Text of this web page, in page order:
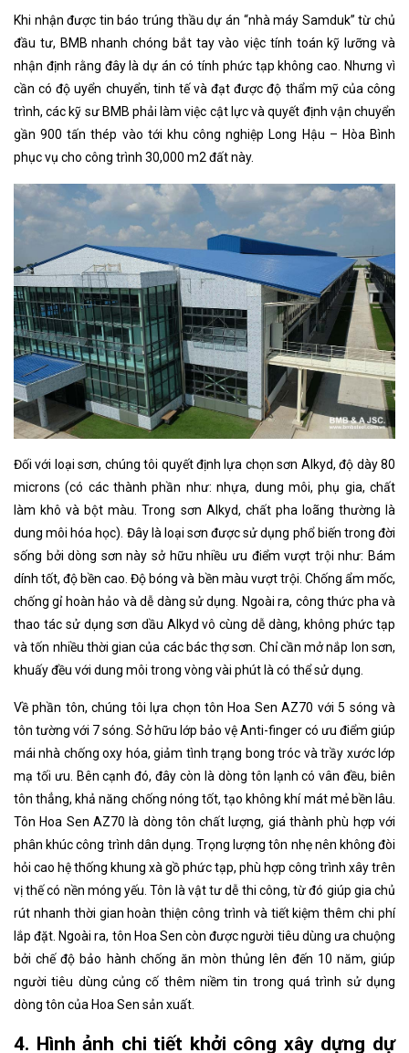
Khi nhận được tin báo trúng thầu dự án “nhà máy Samduk” từ chủ
đầu tư, BMB nhanh chóng bắt tay vào việc tính toán kỹ lưỡng và
nhận định rằng đây là dự án có tính phức tạp không cao. Nhưng vì
cần có độ uyển chuyển, tinh tế và đạt được độ thẩm mỹ của công
trình, các kỹ sư BMB phải làm việc cật lực và quyết định vận chuyển
gần 900 tấn thép vào tới khu công nghiệp Long Hậu – Hòa Bình
phục vụ cho công trình 30,000 m2 đất này.
Đối với loại sơn, chúng tôi quyết định lựa chọn sơn Alkyd, độ dày 80
microns (có các thành phần như: nhựa, dung môi, phụ gia, chất
làm khô và bột màu. Trong sơn Alkyd, chất pha loãng thường là
dung môi hóa học). Đây là loại sơn được sử dụng phổ biến trong đời
sống bởi dòng sơn này sở hữu nhiều ưu điểm vượt trội như: Bám
dính tốt, độ bền cao. Độ bóng và bền màu vượt trội. Chống ẩm mốc,
chống gỉ hoàn hảo và dễ dàng sử dụng. Ngoài ra, công thức pha và
thao tác sử dụng sơn dầu Alkyd vô cùng dễ dàng, không phức tạp
và tốn nhiều thời gian của các bác thợ sơn. Chỉ cần mở nắp lon sơn,
khuấy đều với dung môi trong vòng vài phút là có thể sử dụng.
Về phần tôn, chúng tôi lựa chọn tôn Hoa Sen AZ70 với 5 sóng và
tôn tường với 7 sóng. Sở hữu lớp bảo vệ Anti-finger có ưu điểm giúp
mái nhà chống oxy hóa, giảm tình trạng bong tróc và trầy xước lớp
mạ tối ưu. Bên cạnh đó, đây còn là dòng tôn lạnh có vân đều, biên
tôn thẳng, khả năng chống nóng tốt, tạo không khí mát mẻ bền lâu.
Tôn Hoa Sen AZ70 là dòng tôn chất lượng, giá thành phù hợp với
phân khúc công trình dân dụng. Trọng lượng tôn nhẹ nên không đòi
hỏi cao hệ thống khung xà gồ phức tạp, phù hợp công trình xây trên
vị thế có nền móng yếu. Tôn là vật tư dễ thi công, từ đó giúp gia chủ
rút nhanh thời gian hoàn thiện công trình và tiết kiệm thêm chi phí
lắp đặt. Ngoài ra, tôn Hoa Sen còn được người tiêu dùng ưa chuộng
bởi chế độ bảo hành chống ăn mòn thủng lên đến 10 năm, giúp
người tiêu dùng củng cố thêm niềm tin trong quá trình sử dụng
dòng tôn của Hoa Sen sản xuất.
4. Hình ảnh chi tiết khởi công xây dựng dự